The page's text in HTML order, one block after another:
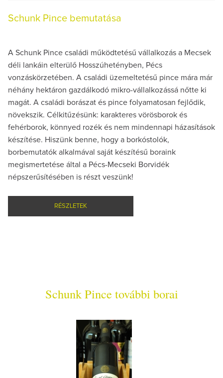
Schunk Pince bemutatása
A Schunk Pince családi működtetésű vállalkozás a Mecsek
déli lankáin elterülő Hosszúhetényben, Pécs
vonzáskörzetében. A családi üzemeltetésű pince mára már
néhány hektáron gazdálkodó mikro-vállalkozássá nőtte ki
magát. A családi borászat és pince folyamatosan fejlődik,
növekszik. Célkitűzésünk: karakteres vörösborok és
fehérborok, könnyed rozék és nem mindennapi házasítások
készítése. Hiszünk benne, hogy a borkóstolók,
borbemutatók alkalmával saját készítésű boraink
megismertetése által a Pécs-Mecseki Borvidék
népszerűsítésében is részt veszünk!
RÉSZLETEK
Schunk Pince további borai